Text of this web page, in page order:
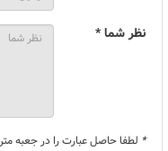
نظر شما *
* لطفا حاصل عبارت را در جعبه